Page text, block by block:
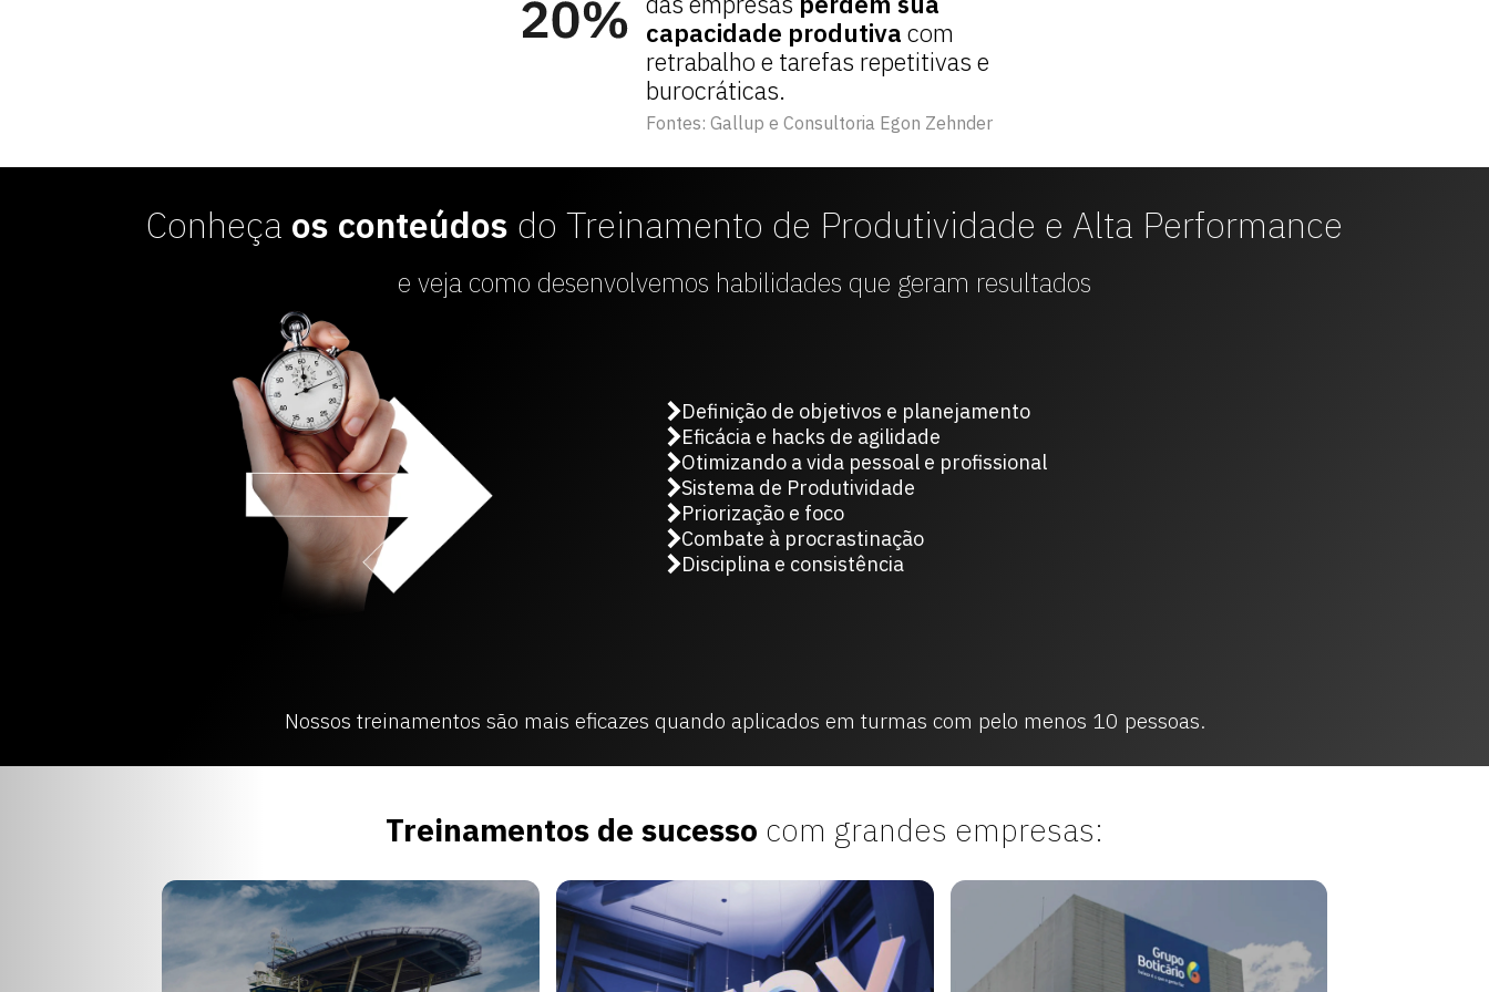
capacidade produtiva com
retrabalho e tarefas repetitivas e
burocráticas.
Fontes: Gallup e Consultoria Egon Zehnder
Conheça os conteúdos do Treinamento de Produtividade e Alta Performance
e veja como desenvolvemos habilidades que geram resultados
Definição de objetivos e planejamento
Eficácia e hacks de agilidade
Otimizando a vida pessoal e profissional
Sistema de Produtividade
Priorização e foco
Combate à procrastinação
Disciplina e consistência
Nossos treinamentos são mais eficazes quando aplicados em turmas com pelo menos 10 pessoas.
Treinamentos de sucesso com grandes empresas: